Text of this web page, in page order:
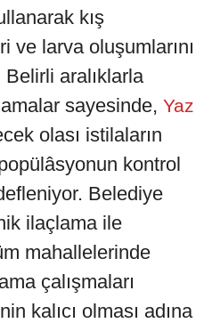
kış
ve larva oluşumlarını
aralıklarla
sayesinde, Yaz
olası istilaların
kontrol
Belediye
ilaçlama ile
mahallelerinde
çalışmaları
kalıcı olması adına